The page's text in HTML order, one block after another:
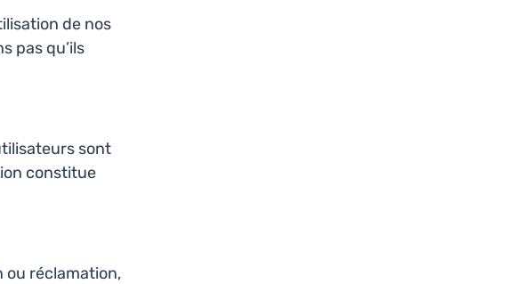
de nos
pas qu’ils
sont
constitue
ou réclamation,